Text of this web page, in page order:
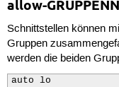
allow-
Schnittstellen können
Gruppen
werden die beiden
auto lo